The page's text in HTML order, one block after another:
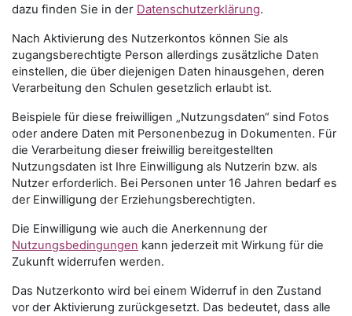
dazu finden Sie in der Datenschutzerklärung.
Nach Aktivierung des Nutzerkontos können Sie als
zugangsberechtigte Person allerdings zusätzliche Daten
einstellen, die über diejenigen Daten hinausgehen, deren
Verarbeitung den Schulen gesetzlich erlaubt ist.
Beispiele für diese freiwilligen „Nutzungsdaten“ sind Fotos
oder andere Daten mit Personenbezug in Dokumenten. Für
die Verarbeitung dieser freiwillig bereitgestellten
Nutzungsdaten ist Ihre Einwilligung als Nutzerin bzw. als
Nutzer erforderlich. Bei Personen unter 16 Jahren bedarf es
der Einwilligung der Erziehungsberechtigten.
Die Einwilligung wie auch die Anerkennung der
Nutzungsbedingungen kann jederzeit mit Wirkung für die
Zukunft widerrufen werden.
Das Nutzerkonto wird bei einem Widerruf in den Zustand
vor der Aktivierung zurückgesetzt. Das bedeutet, dass alle